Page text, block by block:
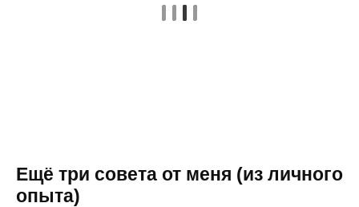
Ещё три совета от меня (из личного
опыта)